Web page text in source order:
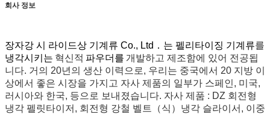
회사 정보
장자강 시 라이드상 기계류 Co., Ltd．는 펠리타이징 기계류를
냉각시키는 혁신적 파우더를 개발하고 제조함에 있어 전공됩
니다. 거의 20년의 생산 이력으로, 우리는 중국에서 20 지방 이
상에서 좋은 시장을 가지고 자사 제품의 일부가 스페인, 미국,
러시아와 한국, 등으로 보내졌습니다. 자사 제품 : DZ 회전형
냉각 펠릿타이저, 회전형 강철 벨트（식）냉각 슬라이서, 이중